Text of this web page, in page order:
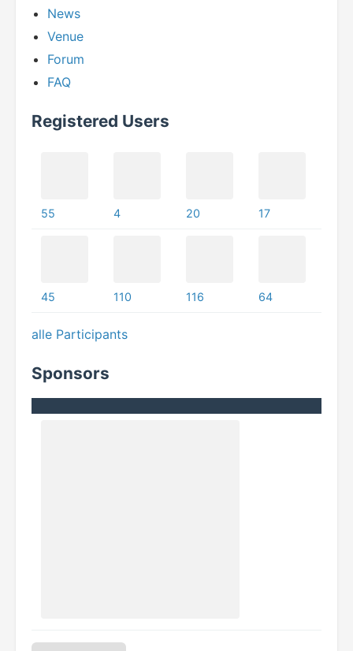
News
Venue
Forum
FAQ
Registered Users
55 4 20 17
45 110 116 64
alle Participants
Sponsors